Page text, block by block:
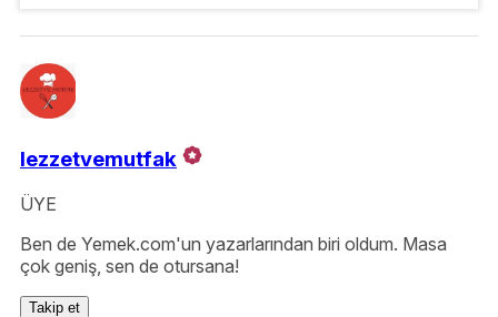
lezzetvemutfak
ÜYE
Ben de Yemek.com'un yazarlarından biri oldum. Masa
çok geniş, sen de otursana!
Takip et